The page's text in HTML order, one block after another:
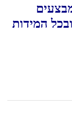
המידות